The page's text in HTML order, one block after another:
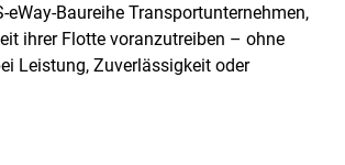
eWay-Baureihe Transportunternehmen,
ihrer Flotte voranzutreiben – ohne
Leistung, Zuverlässigkeit oder